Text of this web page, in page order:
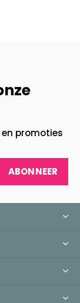
promoties
ABONNEER